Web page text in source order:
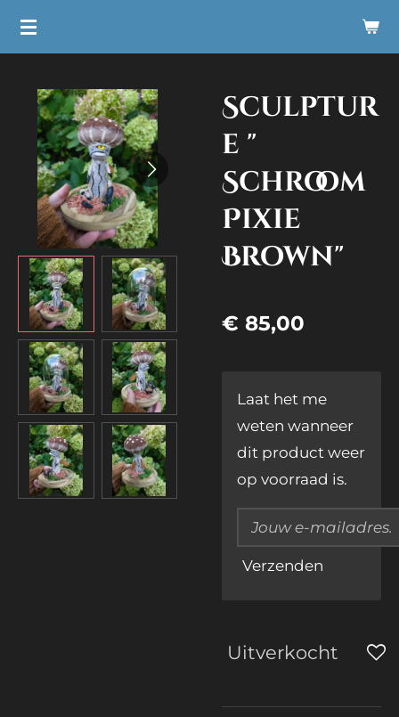
Ga
hoofdinhoud
Sculptur
e "
Schroom
Pixie
Brown"
€ 85,00
Laat het me
weten wanneer
dit product weer
op voorraad is.
Verzenden
Uitverkocht